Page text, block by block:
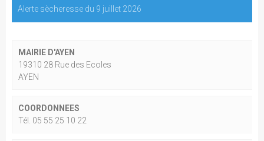
Alerte sècheresse du 9 juillet 2026
MAIRIE D'AYEN
19310 28 Rue des Ecoles
AYEN
COORDONNEES
Tél. 05 55 25 10 22